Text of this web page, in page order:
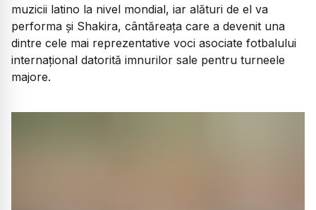
muzicii latino la nivel mondial, iar alături de el va
performa și Shakira, cântăreața care a devenit una
dintre cele mai reprezentative voci asociate fotbalului
internațional datorită imnurilor sale pentru turneele
majore.